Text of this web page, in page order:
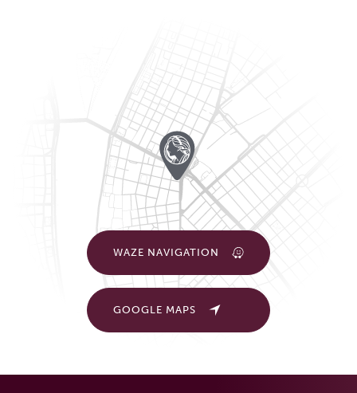
WAZE NAVIGATION
GOOGLE MAPS